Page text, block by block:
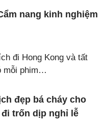
nang kinh nghiệm
đi Hong Kong và tất
mỗi phim…
đẹp bá cháy cho
đi trốn dịp nghỉ lễ